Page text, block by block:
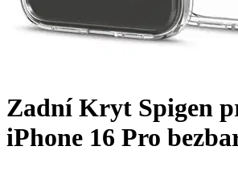
Zadní Kryt Spigen
iPhone 16 Pro